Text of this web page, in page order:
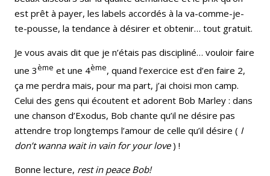
est prêt à payer, les labels accordés à la va-comme-je-
te-pousse, la tendance à désirer et obtenir… tout gratuit.
Je vous avais dit que je n’étais pas discipliné… vouloir faire
une 3ème et une 4ème, quand l’exercice est d’en faire 2,
ça me perdra mais, pour ma part, j’ai choisi mon camp.
Celui des gens qui écoutent et adorent Bob Marley : dans
une chanson d’Exodus, Bob chante qu’il ne désire pas
attendre trop longtemps l’amour de celle qu’il désire ( I
don’t wanna wait in vain for your love) !
Bonne lecture, rest in peace Bob!